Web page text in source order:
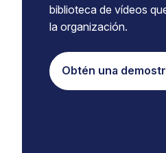
biblioteca de vídeos
la organización.
Obtén una